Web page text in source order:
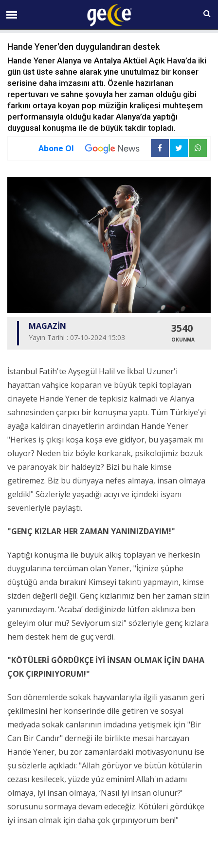
08 AĞUSTOS Cumartesi 20:29
Hande Yener'den duygulandıran destek
Hande Yener Alanya ve Antalya Aktüel Açık Hava’da iki
gün üst üste sahne alarak yine unutulmaz bir konser
serisine daha imzasını attı. Özenle hazırlanan
repertuvarı ve sahne şovuyla her zaman olduğu gibi
farkını ortaya koyan pop müziğin kraliçesi muhteşem
performansıyla olduğu kadar Alanya’da yaptığı
duygusal konuşma ile de büyük takdir topladı.
Abone Ol
MAGAZİN
Yayın Tarihi : 07-10-2024 15:03
3540
OKUNMA
İstanbul Fatih'te Ayşegül Halil ve İkbal Uzuner'i
hayattan vahşice koparan ve büyük tepki toplayan
cinayete Hande Yener de tepkisiz kalmadı ve Alanya
sahnesinden çarpıcı bir konuşma yaptı. Tüm Türkiye'yi
ayağa kaldıran cinayetlerin ardından Hande Yener
"Herkes iş çıkışı koşa koşa eve gidiyor, bu yaşamak mı
oluyor? Neden biz böyle korkarak, psikolojimiz bozuk
ve paranoyak bir haldeyiz? Bizi bu hale kimse
getiremez. Biz bu dünyaya nefes almaya, insan olmaya
geldik!" Sözleriyle yaşadığı acıyı ve içindeki isyanı
sevenleriyle paylaştı.
"GENÇ KIZLAR HER ZAMAN YANINIZDAYIM!"
Yaptığı konuşma ile büyük alkış toplayan ve herkesin
duygularına tercüman olan Yener, "İçinize şüphe
düştüğü anda bırakın! Kimseyi takıntı yapmayın, kimse
sizden değerli değil. Genç kızlarımız ben her zaman sizin
yanınızdayım. ‘Acaba’ dediğinizde lütfen aklınıza ben
geleyim olur mu? Seviyorum sizi" sözleriyle genç kızlara
hem destek hem de güç verdi.
"KÖTÜLERİ GÖRDÜKÇE İYİ İNSAN OLMAK İÇİN DAHA
ÇOK ÇIRPINIYORUM!"
Son dönemlerde sokak hayvanlarıyla ilgili yasanın geri
çekilmesini her konserinde dile getiren ve sosyal
medyada sokak canlarının imdadına yetişmek için "Bir
Can Bir Candır" derneği ile birlikte mesai harcayan
Hande Yener, bu zor zamanlardaki motivasyonunu ise
şu sözlerle açıkladı: "Allah görüyor ve bütün kötülerin
cezası kesilecek, yüzde yüz eminim! Allah'ın adamı
olmaya, iyi insan olmaya, ‘Nasıl iyi insan olunur?’
sorusunu sormaya devam edeceğiz. Kötüleri gördükçe
iyi insan olmak için daha çok çırpınıyorum ben!"